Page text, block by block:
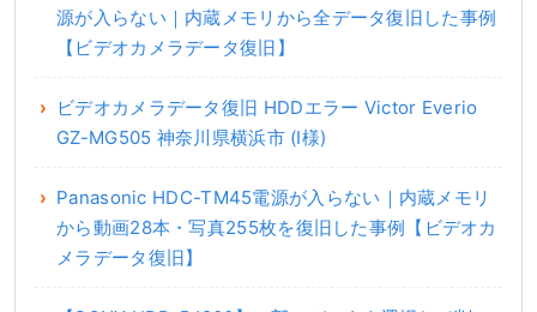
源が入らない｜内蔵メモリから全データ復旧した事例
【ビデオカメラデータ復旧】
ビデオカメラデータ復旧 HDDエラー Victor Everio
GZ-MG505 神奈川県横浜市 (I様)
Panasonic HDC-TM45電源が入らない｜内蔵メモリ
から動画28本・写真255枚を復旧した事例【ビデオカ
メラデータ復旧】